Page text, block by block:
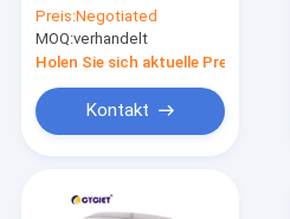
Preis:Negotiated
MOQ:verhandelt
Holen Sie sich aktuelle Preis
Kontakt